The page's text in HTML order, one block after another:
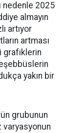
2025
almayın
artıyor
artması
grafiklerin
yakın bir
grubunun
varyasyonun